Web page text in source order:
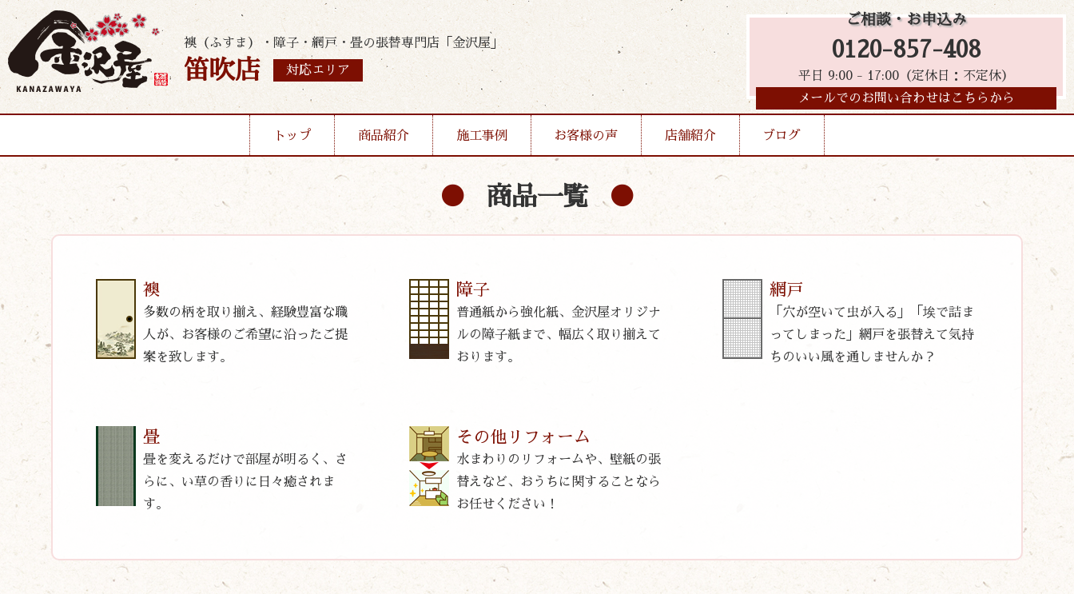
襖（ふすま）・障子・網戸・畳の張替専門店「金沢屋」
笛吹店 対応エリア
ご相談・お申込み
0120-857-408
平日 9:00 - 17:00（定休日：不定休）
メールでのお問い合わせはこちらから
トップ 商品紹介 施工事例 お客様の声 店舗紹介 ブログ
商品一覧
襖
多数の柄を取り揃え、経験豊富な職
人が、お客様のご希望に沿ったご提
案を致します。
障子
普通紙から強化紙、金沢屋オリジナ
ルの障子紙まで、幅広く取り揃えて
おります。
網戸
「穴が空いて虫が入る」「埃で詰ま
ってしまった」網戸を張替えて気持
ちのいい風を通しませんか？
畳
畳を変えるだけで部屋が明るく、さ
らに、い草の香りに日々癒されま
す。
その他リフォーム
水まわりのリフォームや、壁紙の張
替えなど、おうちに関することなら
お任せください！